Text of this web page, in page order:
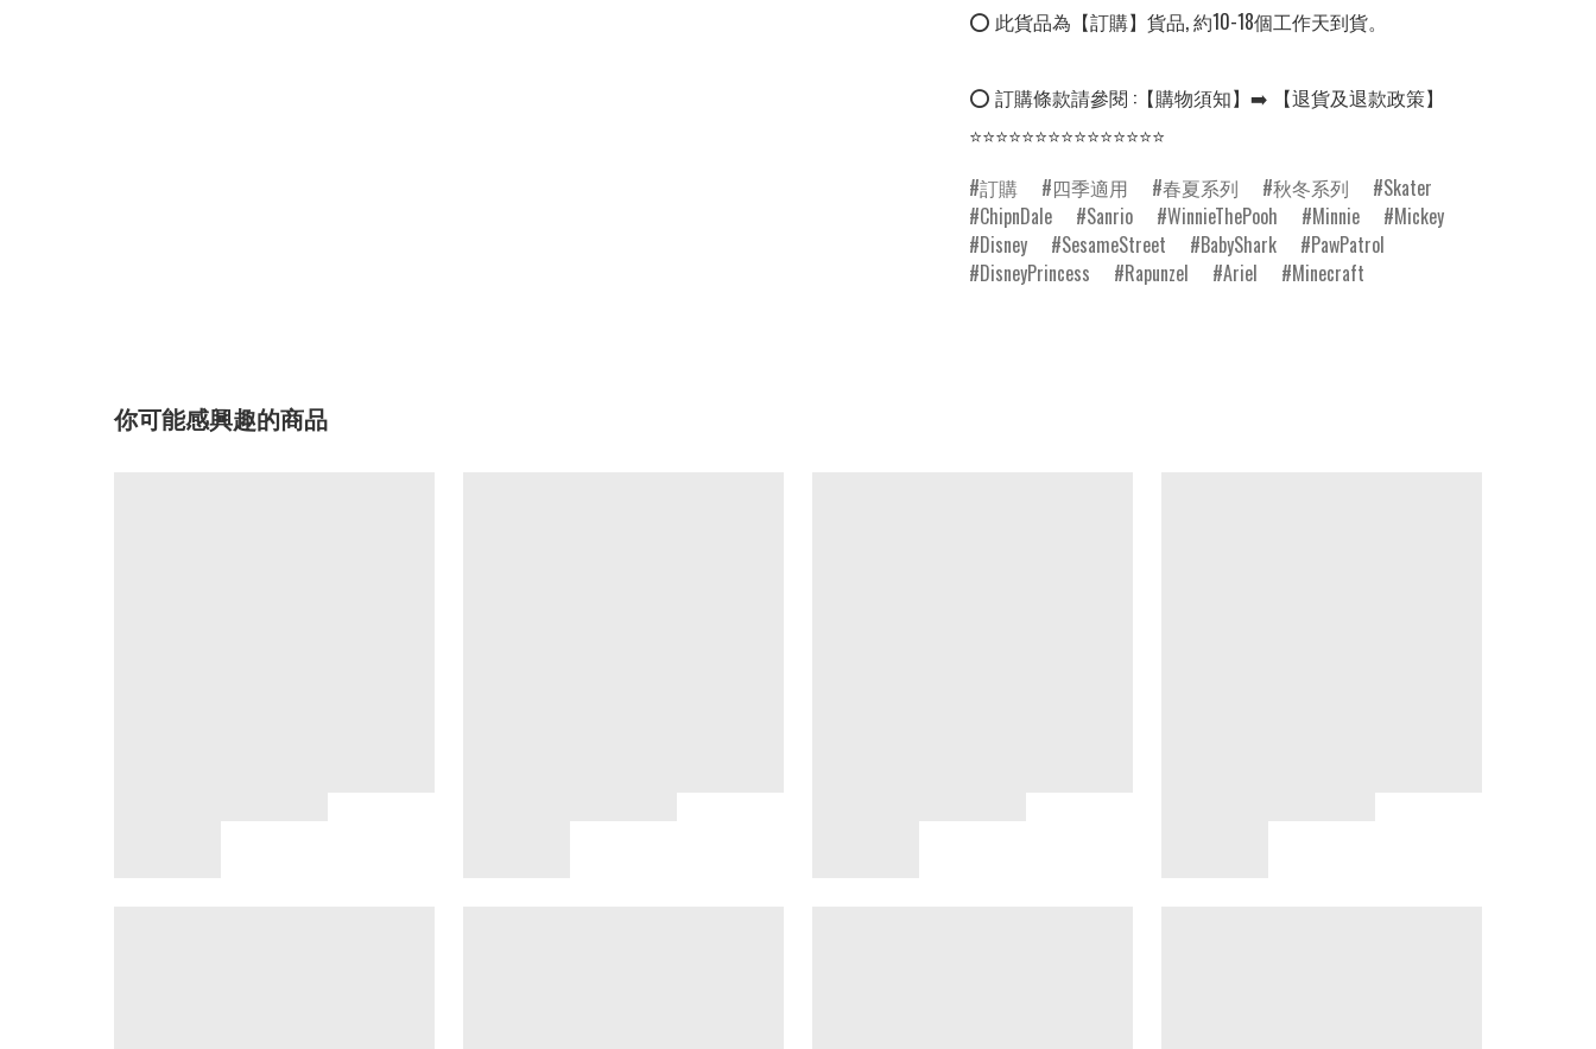
⭕ 此貨品為【訂購】貨品, 約10-18個工作天到貨。
⭕ 訂購條款請參閱 :【購物須知】➡️ 【退貨及退款政策】
⭐⭐⭐⭐⭐⭐⭐⭐⭐⭐⭐⭐⭐⭐⭐
訂購
四季適用 春夏系列 秋冬系列
Skater
ChipnDale
Sanrio WinnieThePooh Minnie
Mickey
Disney
SesameStreet BabyShark
PawPatrol
DisneyPrincess
Rapunzel Ariel Minecraft
你可能感興趣的商品